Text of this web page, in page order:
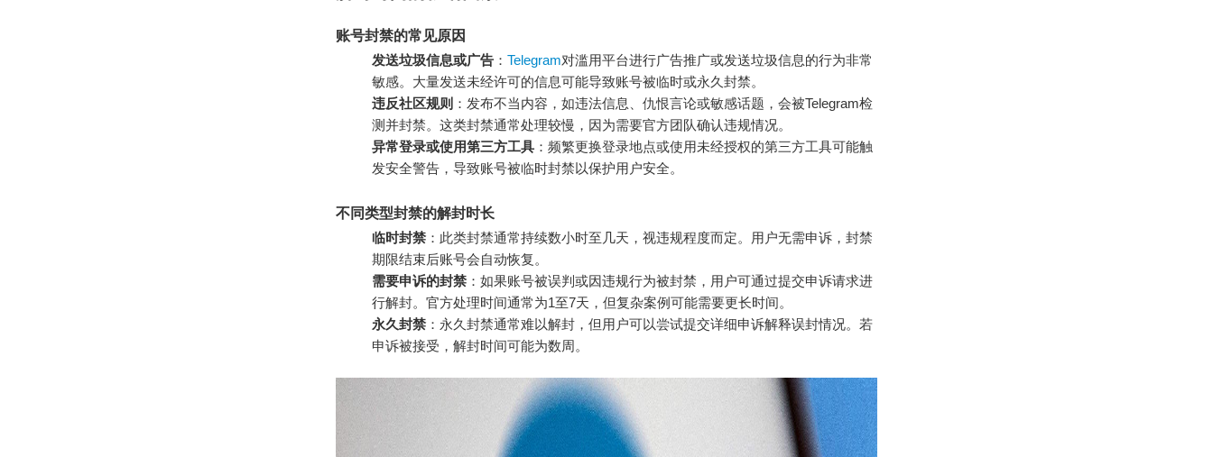
账号封禁的常见原因
发送垃圾信息或广告 ： Telegram对滥用平台进行广告推广或发送垃圾信息的行为非常
敏感。大量发送未经许可的信息可能导致账号被临时或永久封禁。
违反社区规则 ：发布不当内容，如违法信息、仇恨言论或敏感话题，会被Telegram检
测并封禁。这类封禁通常处理较慢，因为需要官方团队确认违规情况。
异常登录或使用第三方工具 ：频繁更换登录地点或使用未经授权的第三方工具可能触
发安全警告，导致账号被临时封禁以保护用户安全。
不同类型封禁的解封时长
临时封禁 ：此类封禁通常持续数小时至几天，视违规程度而定。用户无需申诉，封禁
期限结束后账号会自动恢复。
需要申诉的封禁 ：如果账号被误判或因违规行为被封禁，用户可通过提交申诉请求进
行解封。官方处理时间通常为1至7天，但复杂案例可能需要更长时间。
永久封禁 ：永久封禁通常难以解封，但用户可以尝试提交详细申诉解释误封情况。若
申诉被接受，解封时间可能为数周。